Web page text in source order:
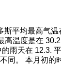
斯平均最高气
温度是在
雨天在 12.3.
同。 本月初